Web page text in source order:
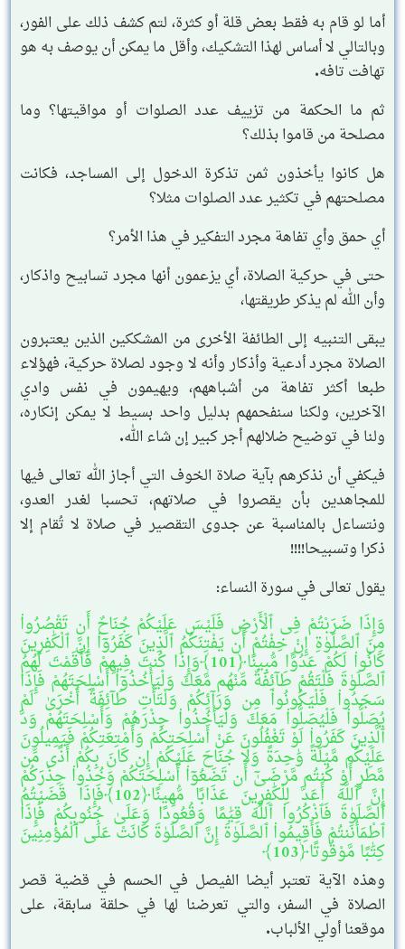
أما لو قام به فقط بعض قلة أو كثرة، لتم كشف ذلك على الفور،
وبالتالي لا أساس لهذا التشكيك، وأقل ما يمكن أن يوصف به هو
تهافت تافه.
ثم ما الحكمة من تزييف عدد الصلوات أو مواقيتها؟ وما
مصلحة من قاموا بذلك؟
هل كانوا يأخذون ثمن تذكرة الدخول إلى المساجد، فكانت
مصلحتهم في تكثير عدد الصلوات مثلا؟
أي حمق وأي تفاهة مجرد التفكير في هذا الأمر؟
حتى في حركية الصلاة، أي يزعمون أنها مجرد تسابيح واذكار،
وأن الله لم يذكر طريقتها،
يبقى التنبيه إلى الطائفة الأخرى من المشككين الذين يعتبرون
الصلاة مجرد أدعية وأذكار وأنه لا وجود لصلاة حركية، فهؤلاء
طبعا أكثر تفاهة من أشباههم، ويهيمون في نفس وادي
الآخرين، ولكنا سنفحمهم بدليل واحد بسيط لا يمكن إنكاره،
ولنا في توضيح ضلالهم أجر كبير إن شاء الله.
فيكفي أن نذكرهم بآية صلاة الخوف التي أجاز الله تعالى فيها
للمجاهدين بأن يقصروا في صلاتهم، تحسبا لغدر العدو،
ونتساءل بالمناسبة عن جدوى التقصير في صلاة لا تُقام إلا
ذكرا وتسبيحا!!!!
يقول تعالى في سورة النساء:
وَإِذَا ضَرَبْتُمْ فِى ٱلْأَرْضِ فَلَيْسَ عَلَيْكُمْ جُنَاحٌ أَن تَقْصُرُوا۟
مِنَ ٱلصَّلَوٰةِ إِنْ خِفْتُمْ أَن يَفْتِنَكُمُ ٱلَّذِينَ كَفَرُوٓا۟ إِنَّ ٱلْكَٰفِرِينَ
كَانُوا۟ لَكُمْ عَدُوًّا مُّبِينًا﴿101﴾وَإِذَا كُنتَ فِيهِمْ فَأَقَمْتَ لَهُمُ
ٱلصَّلَوٰةَ فَلْتَقُمْ طَآئِفَةٌ مِّنْهُم مَّعَكَ وَلْيَأْخُذُوٓا۟ أَسْلِحَتَهُمْ فَإِذَا
سَجَدُوا۟ فَلْيَكُونُوا۟ مِن وَرَآئِكُمْ وَلْتَأْتِ طَآئِفَةٌ أُخْرَىٰ لَمْ
يُصَلُّوا۟ فَلْيُصَلُّوا۟ مَعَكَ وَلْيَأْخُذُوا۟ حِذْرَهُمْ وَأَسْلِحَتَهُمْ وَدَّ
ٱلَّذِينَ كَفَرُوا۟ لَوْ تَغْفُلُونَ عَنْ أَسْلِحَتِكُمْ وَأَمْتِعَتِكُمْ فَيَمِيلُونَ
عَلَيْكُم مَّيْلَةً وَٰحِدَةً وَلَا جُنَاحَ عَلَيْكُمْ إِن كَانَ بِكُمْ أَذًى مِّن
مَّطَرٍ أَوْ كُنتُم مَّرْضَىٰٓ أَن تَضَعُوٓا۟ أَسْلِحَتَكُمْ وَخُذُوا۟ حِذْرَكُمْ
إِنَّ ٱللَّهَ أَعَدَّ لِلْكَٰفِرِينَ عَذَابًا مُّهِينًا﴿102﴾فَإِذَا قَضَيْتُمُ
ٱلصَّلَوٰةَ فَٱذْكُرُوا۟ ٱللَّهَ قِيَٰمًا وَقُعُودًا وَعَلَىٰ جُنُوبِكُمْ فَإِذَا
ٱطْمَأْنَنتُمْ فَأَقِيمُوا۟ ٱلصَّلَوٰةَ إِنَّ ٱلصَّلَوٰةَ كَانَتْ عَلَى ٱلْمُؤْمِنِينَ
كِتَٰبًا مَّوْقُوتًا﴿103﴾
وهذه الآية تعتبر أيضا الفيصل في الحسم في قضية قصر
الصلاة في السفر، والتي تعرضنا لها في حلقة سابقة، على
موقعنا أولي الألباب.